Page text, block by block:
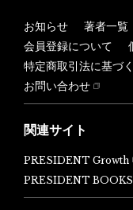
お知らせ 著者一覧
会員登録について
特定商取引法に基づ
お問い合わせ
関連サイト
PRESIDENT Growth
PRESIDENT BOOKS